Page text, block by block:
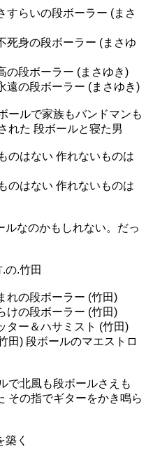
すらいの段ボーラー (まさ
死身の段ボーラー (まさゆ
の段ボーラー (まさゆき)
遠の段ボーラー (まさゆき)
ールで家族もバンドマンも
れた 段ボールと寝た男
のはない 作れないものは
のはない 作れないものは
ルなのかもしれない。だっ
の.竹田
れの段ボーラー (竹田)
けの段ボーラー (竹田)
ター＆ハサミスト (竹田)
田) 段ボールのマエストロ
で北風も段ボールさえも
その指でギターをかき鳴ら
く